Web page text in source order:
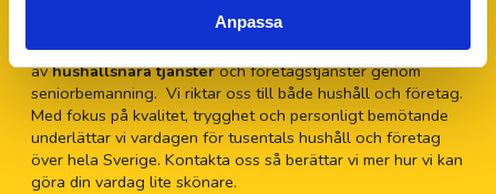
Anpassa
55Plusär sedan 2009 en av Sveriges största leverantörer
avhushållsnära tjänsteroch företagstjänster genom
seniorbemanning. Vi riktar oss till både hushåll och företag.
Med fokus på kvalitet, trygghet och personligt bemötande
underlättar vi vardagen för tusentals hushåll och företag
över hela Sverige. Kontakta oss så berättar vi mer hur vi kan
göra din vardag lite skönare.